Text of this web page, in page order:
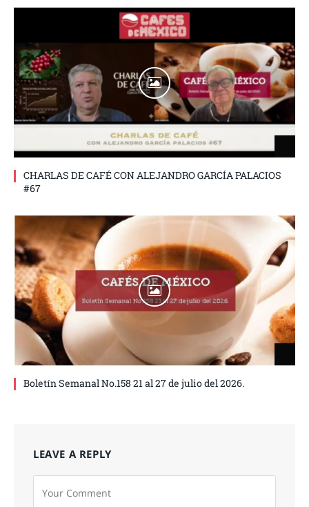
CHARLAS DE CAFÉ CON ALEJANDRO GARCÍA PALACIOS
#67
Boletín Semanal No.158 21 al 27 de julio del 2026.
LEAVE A REPLY